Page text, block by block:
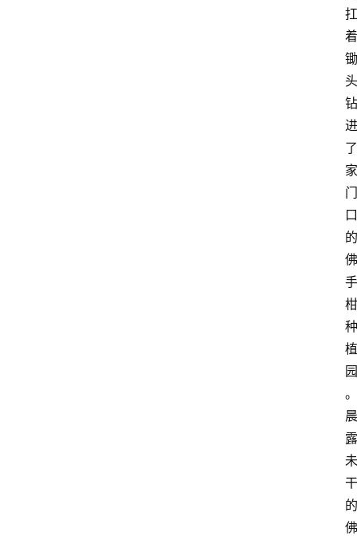
扛
着
锄
头
钻
进
了
家
门
口
的
佛
手
柑
种
植
园
。
晨
露
未
干
的
佛